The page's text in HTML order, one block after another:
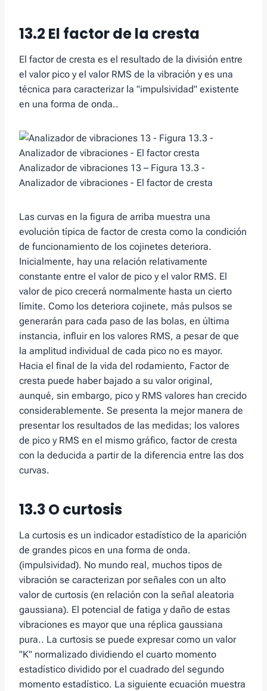
13.2 El factor de la cresta
El factor de cresta es el resultado de la división entre
el valor pico y el valor RMS de la vibración y es una
técnica para caracterizar la "impulsividad" existente
en una forma de onda..
Analizador de vibraciones 13 – Figura 13.3 -
Analizador de vibraciones - El factor de cresta
Las curvas en la figura de arriba muestra una
evolución típica de factor de cresta como la condición
de funcionamiento de los cojinetes deteriora.
Inicialmente, hay una relación relativamente
constante entre el valor de pico y el valor RMS. El
valor de pico crecerá normalmente hasta un cierto
límite. Como los deteriora cojinete, más pulsos se
generarán para cada paso de las bolas, en última
instancia, influir en los valores RMS, a pesar de que
la amplitud individual de cada pico no es mayor.
Hacia el final de la vida del rodamiento, Factor de
cresta puede haber bajado a su valor original,
aunqué, sin embargo, pico y RMS valores han crecido
considerablemente. Se presenta la mejor manera de
presentar los resultados de las medidas; los valores
de pico y RMS en el mismo gráfico, factor de cresta
con la deducida a partir de la diferencia entre las dos
curvas.
13.3 O curtosis
La curtosis es un indicador estadístico de la aparición
de grandes picos en una forma de onda.
(impulsividad). No mundo real, muchos tipos de
vibración se caracterizan por señales con un alto
valor de curtosis (en relación con la señal aleatoria
gaussiana). El potencial de fatiga y daño de estas
vibraciones es mayor que una réplica gaussiana
pura.. La curtosis se puede expresar como un valor
"K" normalizado dividiendo el cuarto momento
estadístico dividido por el cuadrado del segundo
momento estadístico. La siguiente ecuación muestra